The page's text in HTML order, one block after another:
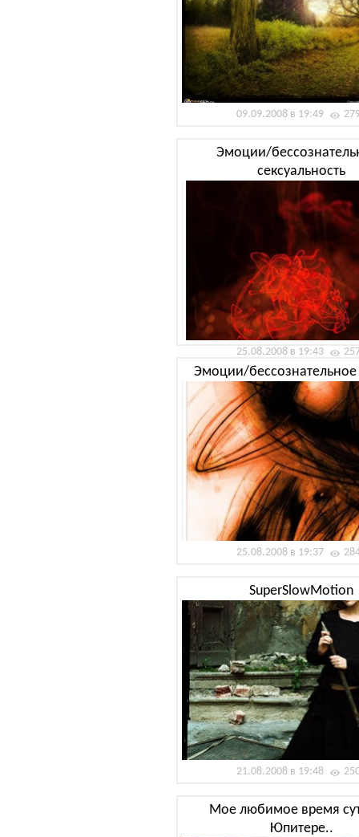
09.09.2008 в 19:49
Эмоции/
сексуальность
25.08.2008 в 19:43
Эмоции/бессознательное
25.08.2008 в 19:37
SuperSlowMotion
21.08.2008 в 19:48
Мое любимое время
Юпитере..